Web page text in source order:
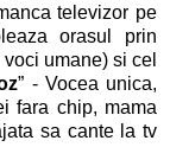
televizor pe
orasul prin
umane) si cel
” - Vocea unica,
fara chip, mama
sa cante la tv